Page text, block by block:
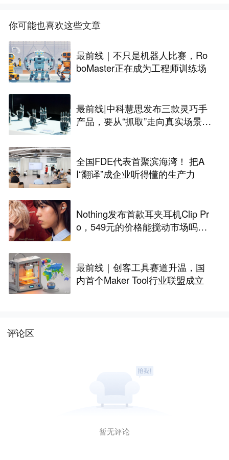
你可能也喜欢这些文章
最前线｜不只是机器人比赛，Ro
boMaster正在成为工程师训练场
最前线|中科慧思发布三款灵巧手
产品，要从“抓取”走向真实场景作
全国FDE代表首聚滨海湾！ 把A
I“翻译”成企业听得懂的生产力
Nothing发布首款耳夹耳机Clip Pr
o，549元的价格能搅动市场吗？
最前线｜创客工具赛道升温，国
内首个Maker Tool行业联盟成立
评论区
暂无评论